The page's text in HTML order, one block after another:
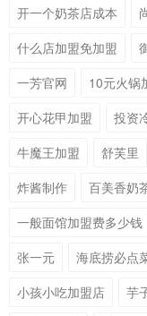
开一个奶茶店成本
什么店加盟免加盟
一芳官网
10元火锅
开心花甲加盟
投资
牛魔王加盟
舒芙里
炸酱制作
百美香奶
一般面馆加盟费多少钱
张一元
海底捞必点
小孩小吃加盟店
芋